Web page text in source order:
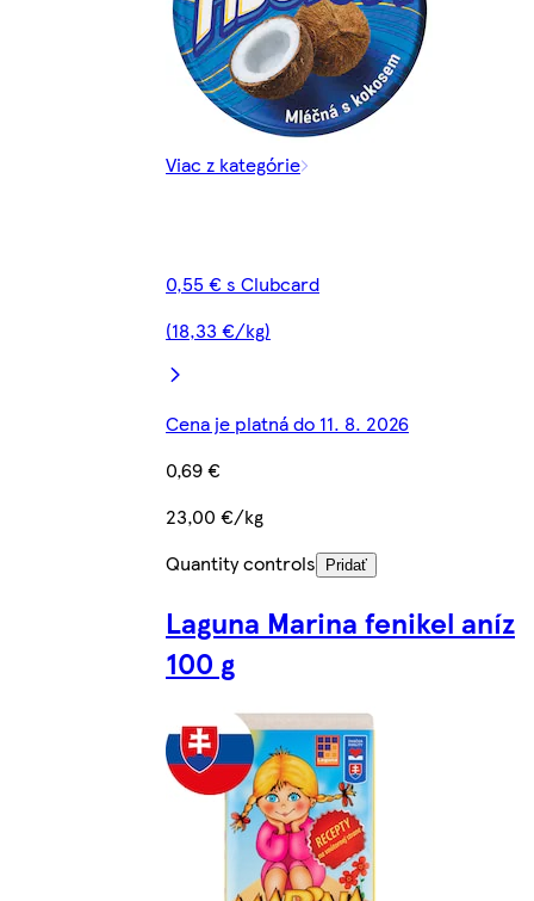
Viac z kategórie
0,55 € s Clubcard
(18,33 €/kg)
Cena je platná do 11. 8. 2026
0,69 €
23,00 €/kg
Quantity controls
Pridať
Laguna Marina fenikel aníz
100 g